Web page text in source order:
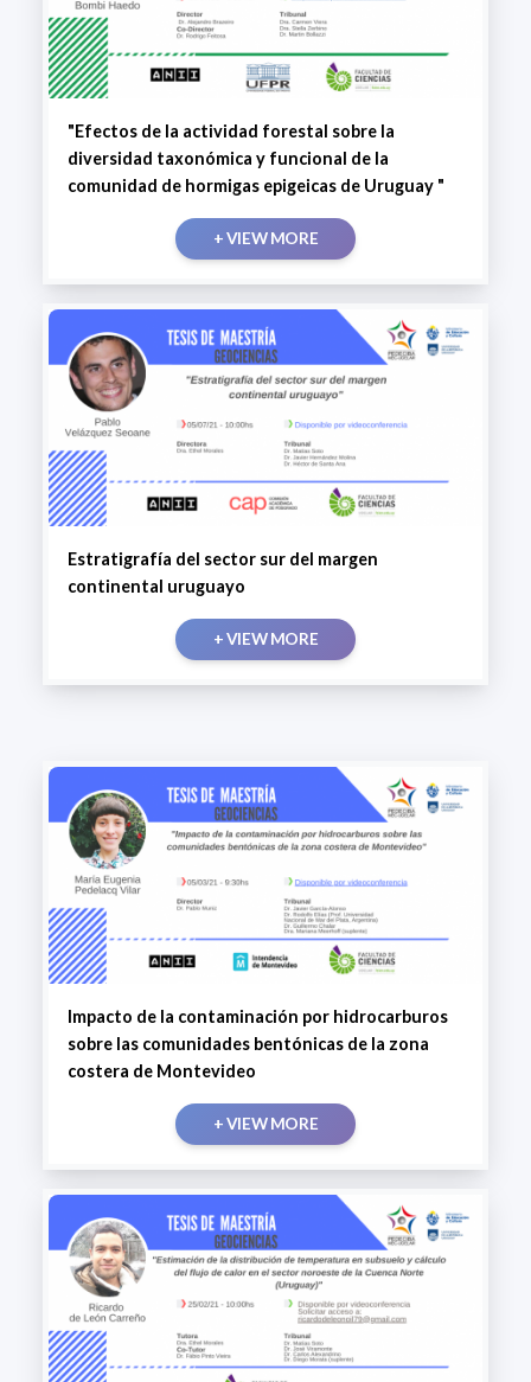
"Efectos de la actividad forestal sobre la
diversidad taxonómica y funcional de la
comunidad de hormigas epigeicas de Uruguay "
+ VIEW MORE
Estratigrafía del sector sur del margen
continental uruguayo
+ VIEW MORE
Impacto de la contaminación por hidrocarburos
sobre las comunidades bentónicas de la zona
costera de Montevideo
+ VIEW MORE